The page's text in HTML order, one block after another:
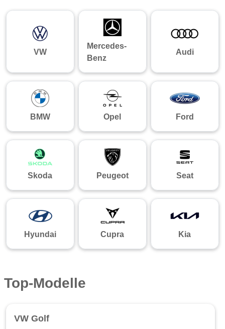
VW
Mercedes-
Benz
Audi
BMW Opel Ford
Skoda Peugeot Seat
Hyundai Cupra Kia
Top-Modelle
VW Golf